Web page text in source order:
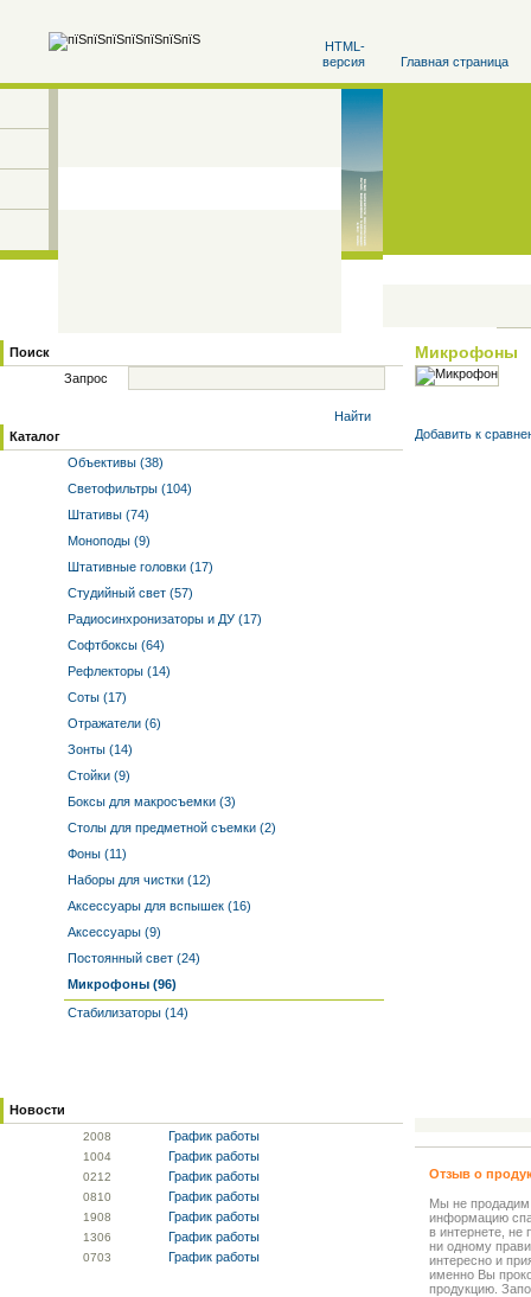
HTML-
версия
Главная страница
Поиск
Запрос
Найти
Каталог
Объективы (38)
Светофильтры (104)
Штативы (74)
Моноподы (9)
Штативные головки (17)
Студийный свет (57)
Радиосинхронизаторы и ДУ (17)
Софтбоксы (64)
Рефлекторы (14)
Соты (17)
Отражатели (6)
Зонты (14)
Стойки (9)
Боксы для макросъемки (3)
Столы для предметной съемки (2)
Фоны (11)
Наборы для чистки (12)
Аксессуары для вспышек (16)
Аксессуары (9)
Постоянный свет (24)
Микрофоны (96)
Стабилизаторы (14)
Новости
2008 График работы
1004 График работы
0212 График работы
0810 График работы
1908 График работы
1306 График работы
0703 График работы
Микрофоны
Добавить к
Отзыв о
Мы не
информацию
в интернете, не
ни одному
интересно и
именно Вы
продукцию.